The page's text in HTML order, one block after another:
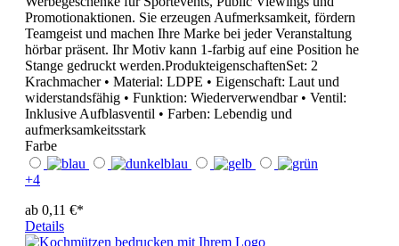
Promotionaktionen. Sie erzeugen Aufmerksamkeit, fördern
Teamgeist und machen Ihre Marke bei jeder Veranstaltung
hörbar präsent. Ihr Motiv kann 1-farbig auf eine Position he
Stange gedruckt werden.ProdukteigenschaftenSet: 2
Krachmacher • Material: LDPE • Eigenschaft: Laut und
widerstandsfähig • Funktion: Wiederverwendbar • Ventil:
Inklusive Aufblasventil • Farben: Lebendig und
aufmerksamkeitsstark
Farbe
+4
ab 0,11 €*
Details